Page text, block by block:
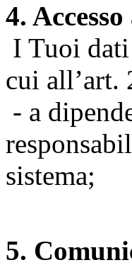
4.
I Tuoi
cui all’art.
- a
sistema;
5.